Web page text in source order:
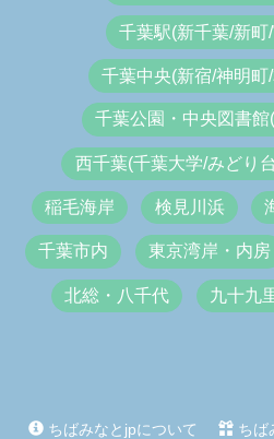
千葉駅(新千葉/新町
千葉中央(新宿/神明町
千葉公園・中央図書
西千葉(千葉大学/みどり
稲毛海岸 検見川浜
千葉市内 東京湾岸・内房
北総・八千代 九十九
ちばみなとjpについて ちば